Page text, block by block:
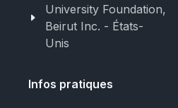
University Foundation,
Beirut Inc. - États-
Unis
Infos pratiques